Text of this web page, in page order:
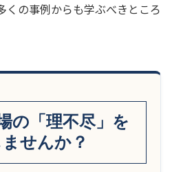
くの事例からも学ぶべきところ
の「理不尽」を
せんか？